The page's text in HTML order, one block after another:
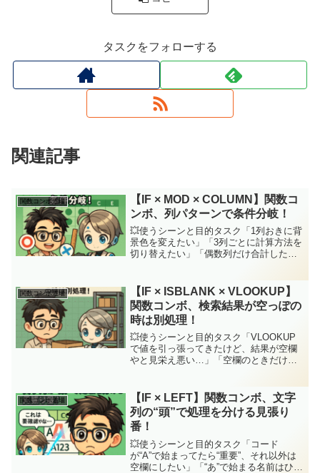
タスクをフォローする
関連記事
関数コンボ道場
【IF × MOD × COLUMN】関数コ
ンボ、列パターンで条件分岐！
💥使うシーンと目的タスク「1列おきに背
景色を変えたい」「3列ごとに計算方法を
切り替えたい」「偶数列だけ合計した
で列番号の規則性をつかみ、IFで条件を
振り分...
関数コンボ道場
【IF × ISBLANK × VLOOKUP】
関数コンボ、検索結果が空っぽの
時は別処理！
💥使うシーンと目的タスク「VLOOKUP
で値を引っ張ってきたけど、結果が空欄
やと見栄え悪い…」「空欄のときだけ、
VLOOKUP】の三連コンボや！ジッピー
(C...
関数コンボ道場
【IF × LEFT】関数コンボ、文字
列の“頭”で処理を分ける見張り
番！
💥使うシーンと目的タスク「コード
が“A”で始まってたら“重要”、それ以外は
空欄にしたい」「“あ”で始まる名前はひら